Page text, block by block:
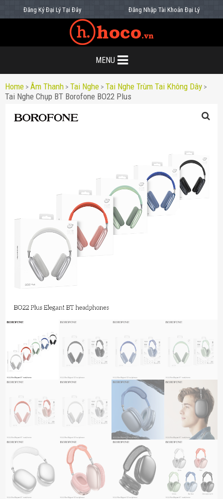
Đăng Ký Đại Lý Tại Đây Đăng Nhập Tài Khoản Đại Lý
MENU
Home > Âm Thanh > Tai Nghe > Tai Nghe Trùm Tai Không Dây >
Tai Nghe Chụp BT Borofone BO22 Plus